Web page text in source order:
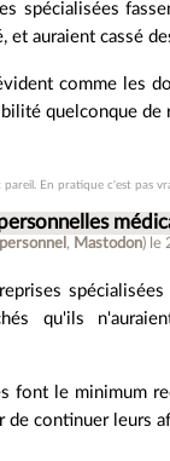
spécialisées
et auraient cassé
comme les
quelconque
En pratique c'est pas
, Mastodon) le
qu'ils
font le minimum
de continuer leurs